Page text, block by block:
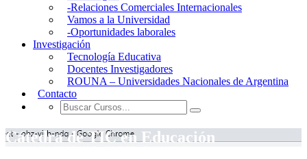
-Relaciones Comerciales Internacionales
Vamos a la Universidad
-Oportunidades laborales
Investigación
Tecnología Educativa
Docentes Investigadores
ROUNA – Universidades Nacionales de Argentina
Contacto
Cátedra de TIC en Educación